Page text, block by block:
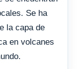
Se ha
la capa de
en volcanes